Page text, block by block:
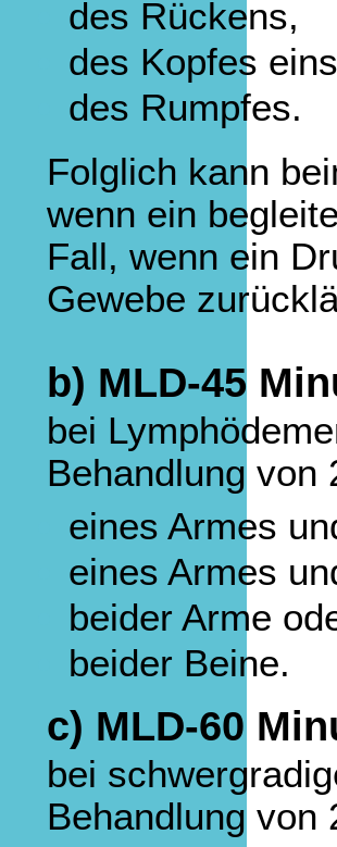
des Rückens,
des Kopfes
des Rumpfes.
Folglich kann
wenn ein
Fall, wenn ein
Gewebe
b) MLD-45
bei
Behandlung von
eines Armes
eines Armes
beider Arme
beider Beine.
c) MLD-60
bei
Behandlung von